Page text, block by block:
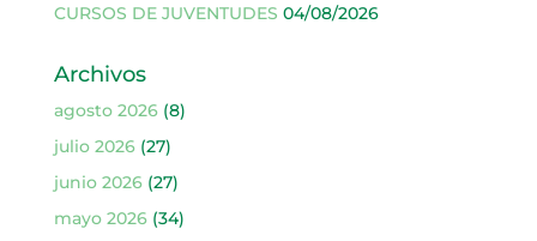
CURSOS DE JUVENTUDES 04/08/2026
Archivos
agosto 2026(8)
julio 2026(27)
junio 2026(27)
mayo 2026(34)